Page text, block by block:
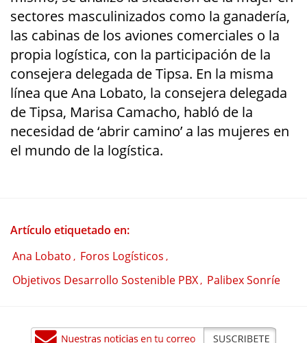
sectores masculinizados como la ganadería,
las cabinas de los aviones comerciales o la
propia logística, con la participación de la
consejera delegada de Tipsa. En la misma
línea que Ana Lobato, la consejera delegada
de Tipsa, Marisa Camacho, habló de la
necesidad de ‘abrir camino’ a las mujeres en
el mundo de la logística.
Artículo etiquetado en:
Ana Lobato , Foros Logísticos ,
Objetivos Desarrollo Sostenible PBX, Palibex Sonríe